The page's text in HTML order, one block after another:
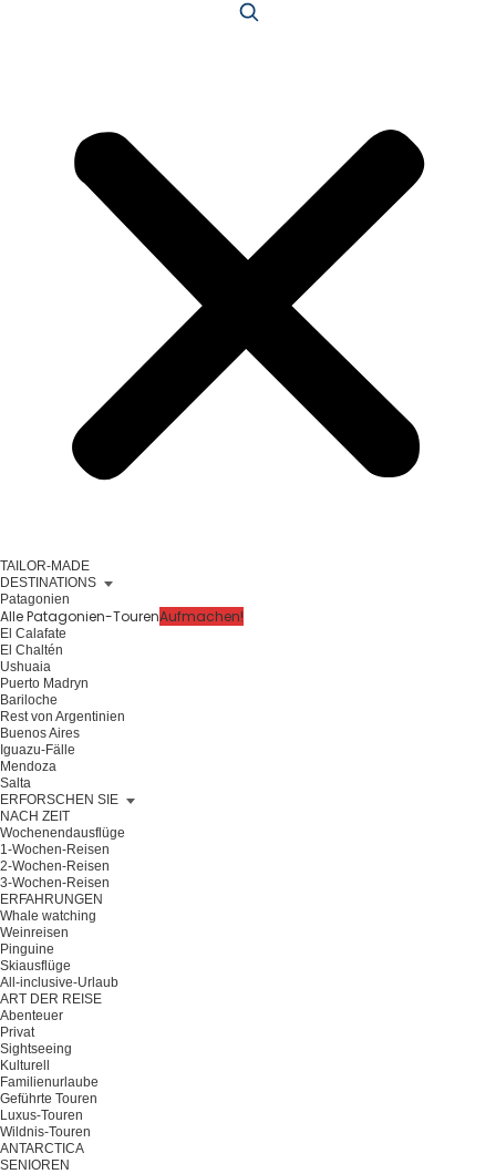
TAILOR-MADE
DESTINATIONS
Patagonien
Alle Patagonien-TourenAufmachen!
El Calafate
El Chaltén
Ushuaia
Puerto Madryn
Bariloche
Rest von Argentinien
Buenos Aires
Iguazu-Fälle
Mendoza
Salta
ERFORSCHEN SIE
NACH ZEIT
Wochenendausflüge
1-Wochen-Reisen
2-Wochen-Reisen
3-Wochen-Reisen
ERFAHRUNGEN
Whale watching
Weinreisen
Pinguine
Skiausflüge
All-inclusive-Urlaub
ART DER REISE
Abenteuer
Privat
Sightseeing
Kulturell
Familienurlaube
Geführte Touren
Luxus-Touren
Wildnis-Touren
ANTARCTICA
SENIOREN